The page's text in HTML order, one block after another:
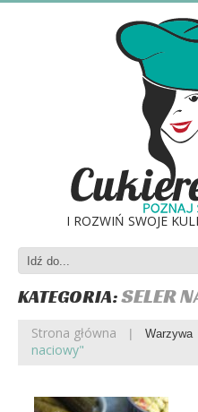
I ROZWIŃ SWOJE
KATEGORIA:SELER
Strona główna Warzywa
naciowy"